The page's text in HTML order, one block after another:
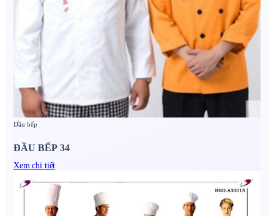
Đầu bếp
ĐẦU BẾP 34
Xem chi tiết